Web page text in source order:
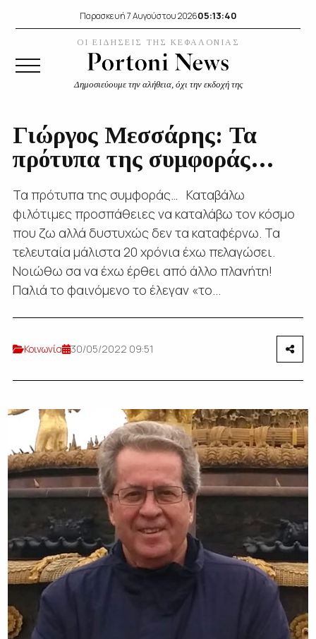
Παρασκευή 7 Αυγούστου 202605:13:41
ΟΙ ΕΙΔΗΣΕΙΣ ΤΗΣ ΚΕΦΑΛΟΝΙΑΣ
Δημοσιεύουμε την αλήθεια, όχι την εκδοχή της
Γιώργος Μεσσάρης: Τα
πρότυπα της συμφοράς…
Τα πρότυπα της συμφοράς… Καταβάλω
φιλότιμες προσπάθειες να καταλάβω τον κόσμο
που ζω αλλά δυστυχώς δεν τα καταφέρνω. Τα
τελευταία μάλιστα 20 χρόνια έχω πελαγώσει.
Νοιώθω σα να έχω έρθει από άλλο πλανήτη!
Παλιά το φαινόμενο το έλεγαν «το...
Κοινωνία 30/05/2022 09:51